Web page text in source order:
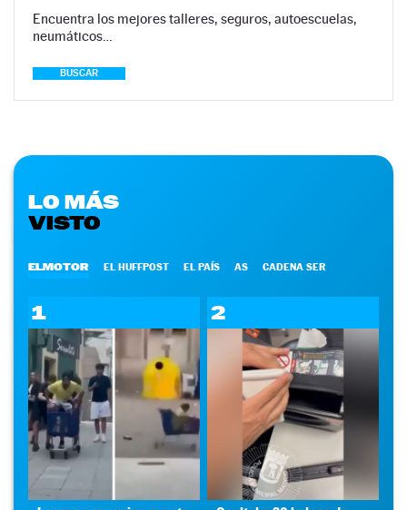
Encuentra los mejores talleres, seguros, autoescuelas,
neumáticos…
BUSCAR
LO MÁS
VISTO
ELMOTOR EL HUFFPOST EL PAÍS AS CADENA SER
1 2